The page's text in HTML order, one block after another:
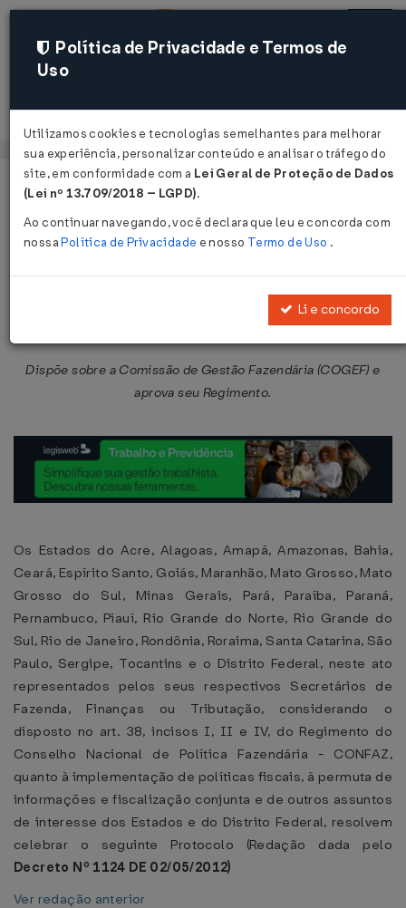
Acessar
Página Inicial Legislações
Protocolo ICMS Nº 86 DE
Dispõe sobre a Comissão de Gestão Fazendária (COGEF) e
aprova seu Regimento.
Os Estados do Acre, Alagoas, Amapá, Amazonas, Bahia,
Ceará, Espírito Santo, Goiás, Maranhão, Mato Grosso, Mato
Grosso do Sul, Minas Gerais, Pará, Paraíba, Paraná,
Pernambuco, Piauí, Rio Grande do Norte, Rio Grande do
Sul, Rio de Janeiro, Rondônia, Roraima, Santa Catarina, São
Paulo, Sergipe, Tocantins e o Distrito Federal, neste ato
representados pelos seus respectivos Secretários de
Fazenda, Finanças ou Tributação, considerando o
disposto no art. 38, incisos I, II e IV, do Regimento do
Conselho Nacional de Política Fazendária - CONFAZ,
quanto à implementação de políticas fiscais, à permuta de
informações e fiscalização conjunta e de outros assuntos
de interesse dos Estados e do Distrito Federal, resolvem
celebrar o seguinte Protocolo (Redação dada pelo
Decreto Nº 1124 DE 02/05/2012)
Ver redação anterior
Política de Privacidade e Termos de
Uso
Utilizamos cookies e tecnologias semelhantes para melhorar
sua experiência, personalizar conteúdo e analisar o tráfego do
site, em conformidade com a Lei Geral de Proteção de Dados
(Lei nº 13.709/2018 – LGPD).
Ao continuar navegando, você declara que leu e concorda com
nossaPolítica de Privacidade e nosso Termo de Uso .
Li e concordo